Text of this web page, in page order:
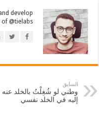
develop
@tielabs
السابق
وطني لو شُغِلْتُ بالخلد عنه
إليه في الخلد نفسي